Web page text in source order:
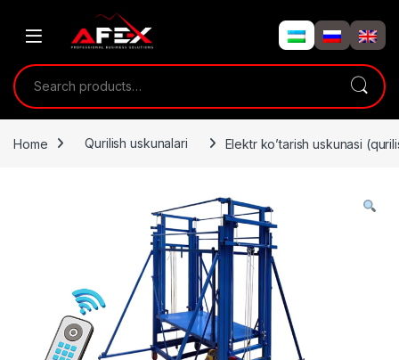
Search for:
Home Qurilish uskunalari Elektr ko’tarish uskunasi